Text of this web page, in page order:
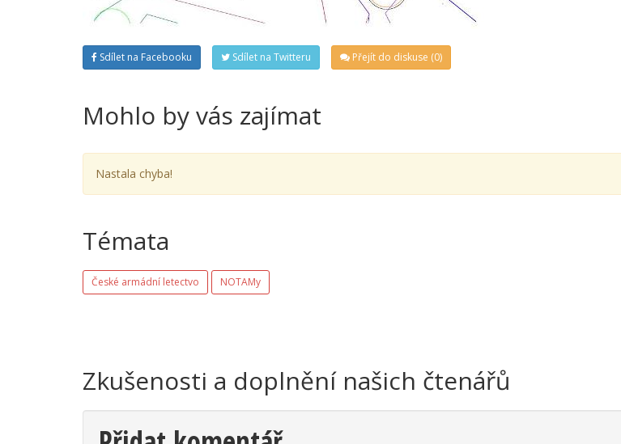
Sdílet na Facebooku Sdílet na Twitteru Přejít do diskuse (0)
Mohlo by vás zajímat
Nastala chyba!
Témata
České armádní letectvo NOTAMy
Zkušenosti a doplnění našich čtenářů